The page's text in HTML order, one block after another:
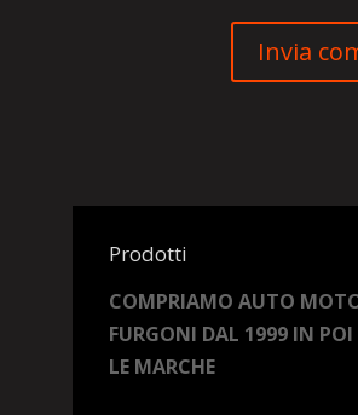
Prodotti
COMPRIAMO AUTO
FURGONI DAL 1999 IN
LE MARCHE